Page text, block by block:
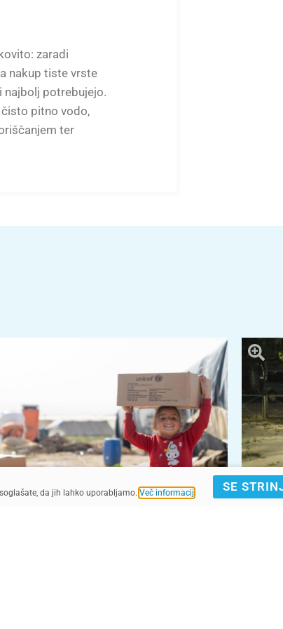
zaradi
nakup tiste vrste
najbolj potrebujejo.
pitno vodo,
ter
da jih lahko uporabljamo. Več informacij SE